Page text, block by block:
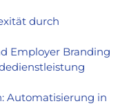
durch
Employer Branding
Automatisierung in